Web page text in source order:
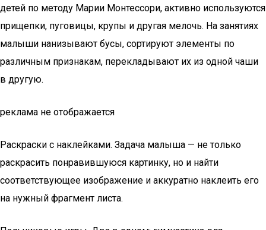
детей по методу Марии Монтессори, активно используются
прищепки, пуговицы, крупы и другая мелочь. На занятиях
малыши нанизывают бусы, сортируют элементы по
различным признакам, перекладывают их из одной чаши
в другую.
реклама не отображается
Раскраски с наклейками. Задача малыша — не только
раскрасить понравившуюся картинку, но и найти
соответствующее изображение и аккуратно наклеить его
на нужный фрагмент листа.